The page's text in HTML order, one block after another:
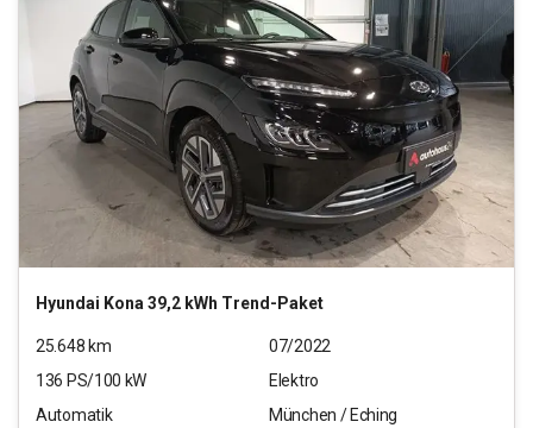
Hyundai Kona 39,2 kWh Trend-Paket
25.648 km
07/2022
136 PS/100 kW
Elektro
Automatik
München / Eching